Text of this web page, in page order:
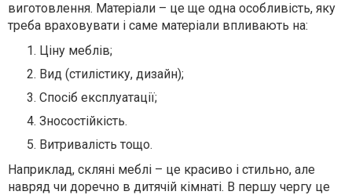
виготовлення. Матеріали – це ще одна особливість, яку
треба враховувати і саме матеріали впливають на:
Ціну меблів;
Вид (стилістику, дизайн);
Спосіб експлуатації;
Зносостійкість.
Витривалість тощо.
Наприклад, скляні меблі – це красиво і стильно, але
навряд чи доречно в дитячій кімнаті. В першу чергу це